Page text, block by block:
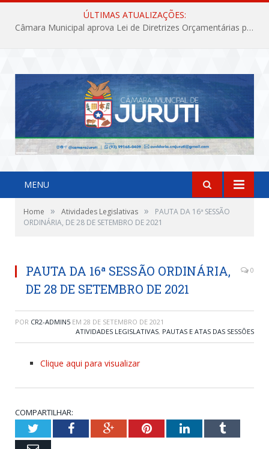
ÚLTIMAS ATUALIZAÇÕES:
Câmara Municipal aprova Lei de Diretrizes Orçamentárias para o exercício financeiro de 2027
MENU
Home » Atividades Legislativas »
PAUTA DA 16ª SESSÃO
ORDINÁRIA, DE 28 DE SETEMBRO DE 2021
PAUTA DA 16ª SESSÃO ORDINÁRIA,
DE 28 DE SETEMBRO DE 2021
0
POR CR2-ADMIN5 EM 28 DE SETEMBRO DE 2021
ATIVIDADES LEGISLATIVAS, PAUTAS E ATAS DAS SESSÕES
Clique aqui para visualizar
COMPARTILHAR:
TwitterFacebookGoogle+PinterestLinkedInTumblr